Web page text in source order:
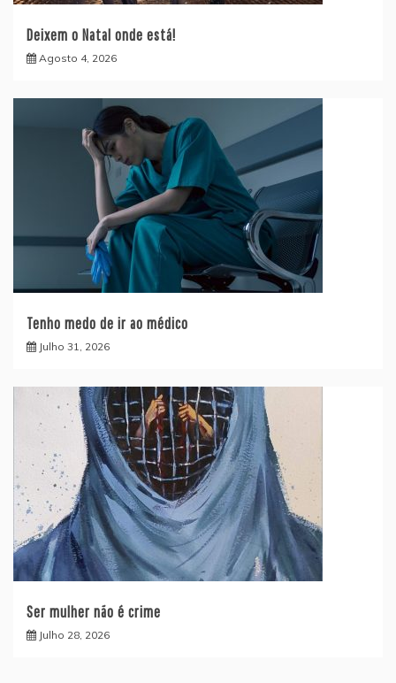
Deixem o Natal onde está!
Agosto 4, 2026
Tenho medo de ir ao médico
Julho 31, 2026
Ser mulher não é crime
Julho 28, 2026